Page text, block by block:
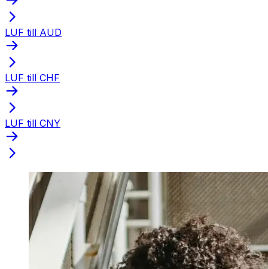
LUF till AUD
LUF till CHF
LUF till CNY